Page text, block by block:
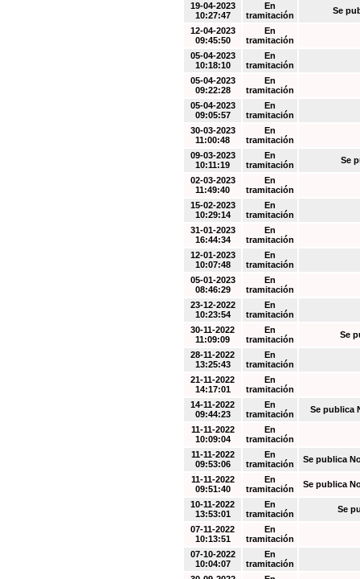
19-04-2023
10:27:47
En
tramitación
Se
12-04-2023
09:45:50
En
tramitación
05-04-2023
10:18:10
En
tramitación
05-04-2023
09:22:28
En
tramitación
05-04-2023
09:05:57
En
tramitación
30-03-2023
11:00:48
En
tramitación
09-03-2023
10:11:19
En
tramitación
Se
02-03-2023
11:49:40
En
tramitación
15-02-2023
10:29:14
En
tramitación
31-01-2023
16:44:34
En
tramitación
12-01-2023
10:07:48
En
tramitación
05-01-2023
08:46:29
En
tramitación
23-12-2022
10:23:54
En
tramitación
30-11-2022
11:09:09
En
tramitación
Se
28-11-2022
13:25:43
En
tramitación
21-11-2022
14:17:01
En
tramitación
14-11-2022
09:44:23
En
tramitación
Se publica
11-11-2022
10:09:04
En
tramitación
11-11-2022
09:53:06
En
tramitación
Se publica
11-11-2022
09:51:40
En
tramitación
Se publica
10-11-2022
13:53:01
En
tramitación
Se
07-11-2022
10:13:51
En
tramitación
07-10-2022
10:04:07
En
tramitación